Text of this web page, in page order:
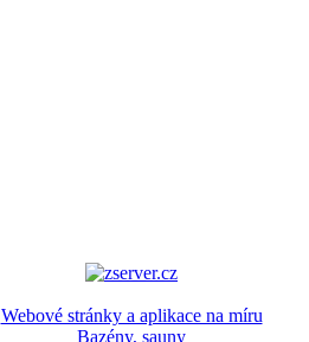
Webové stránky a aplikace na míru
Bazény, sauny